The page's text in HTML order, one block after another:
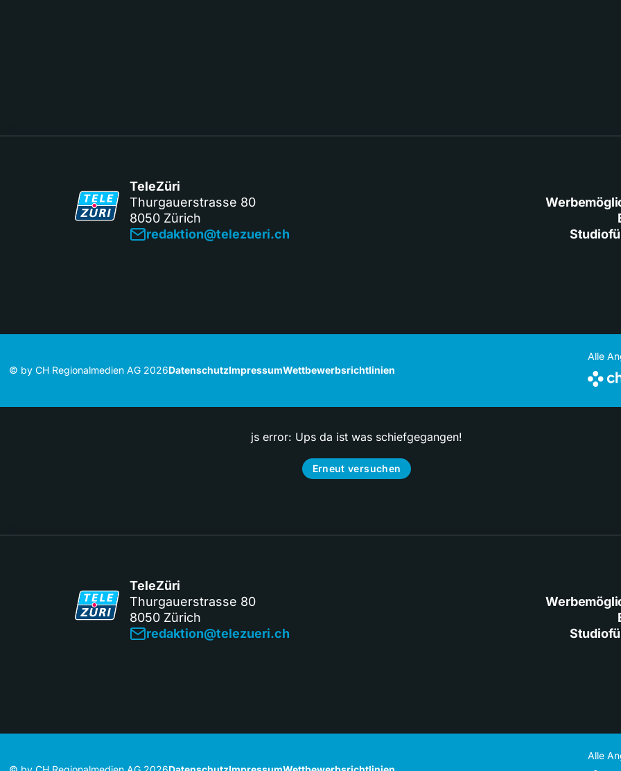
TeleZüri
Thurgauerstrasse 80
8050 Zürich
redaktion@telezueri.ch
© by CH Regionalmedien AG 2026DatenschutzImpressumWettbewerbsrichtlinien
Alle
js error: Ups da ist was schiefgegangen!
Erneut versuchen
TeleZüri
Thurgauerstrasse 80
8050 Zürich
redaktion@telezueri.ch
Alle